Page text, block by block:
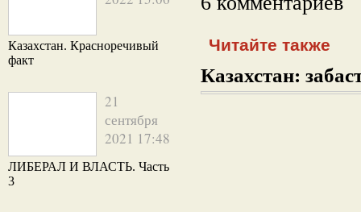
Казахстан. Красноречивый
факт
21
сентября
2021 17:48
ЛИБЕРАЛ И ВЛАСТЬ. Часть
3
Читайте также
Казахстан: